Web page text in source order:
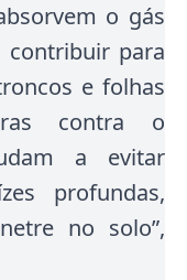
o gás
contribuir para
e folhas
contra o
a evitar
profundas,
no solo”,